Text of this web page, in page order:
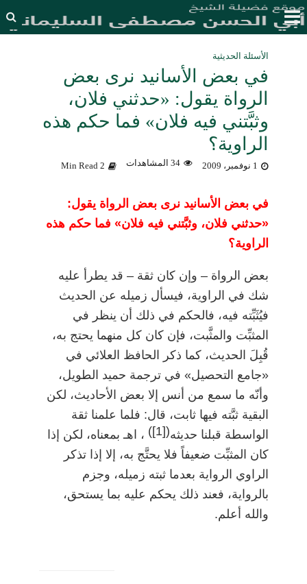
الأسئلة الحديثية
في بعض الأسانيد نرى بعض
الرواة يقول: «حدثني فلان،
وثبَّتني فيه فلان» فما حكم هذه
الراوية؟
1 نوفمبر، 2009 34 المشاهدات 2 Min Read
في بعض الأسانيد نرى بعض الرواة يقول:
«حدثني فلان، وثبَّتني فيه فلان» فما حكم هذه
الراوية؟
بعض الرواة– وإن كان ثقة– قد يطرأ عليه
شك في الراوية، فيسأل زميله عن الحديث
فيُثَبِّته فيه، فالحكم في ذلك أن ينظر في
المثبِّت والمثَّبت، فإن كان كل منهما يحتج به،
قُبِلَ الحديث، كما ذكر الحافظ العلائي في
«جامع التحصيل» في ترجمة حميد الطويل،
وأنّه ما سمع من أنس إلا بعض الأحاديث، لكن
البقية ثبَّته فيها ثابت، قال: فلما علمنا ثقة
الواسطة قبلنا حديثه(
[1]
) ، اهـ بمعناه، لكن إذا
كان المثبِّت ضعيفاً فلا يحتَّج به، إلا إذا تذكر
الراوي الرواية بعدما ثبته زميله، وجزم
بالرواية، فعند ذلك يحكم عليه بما يستحق،
والله أعلم.